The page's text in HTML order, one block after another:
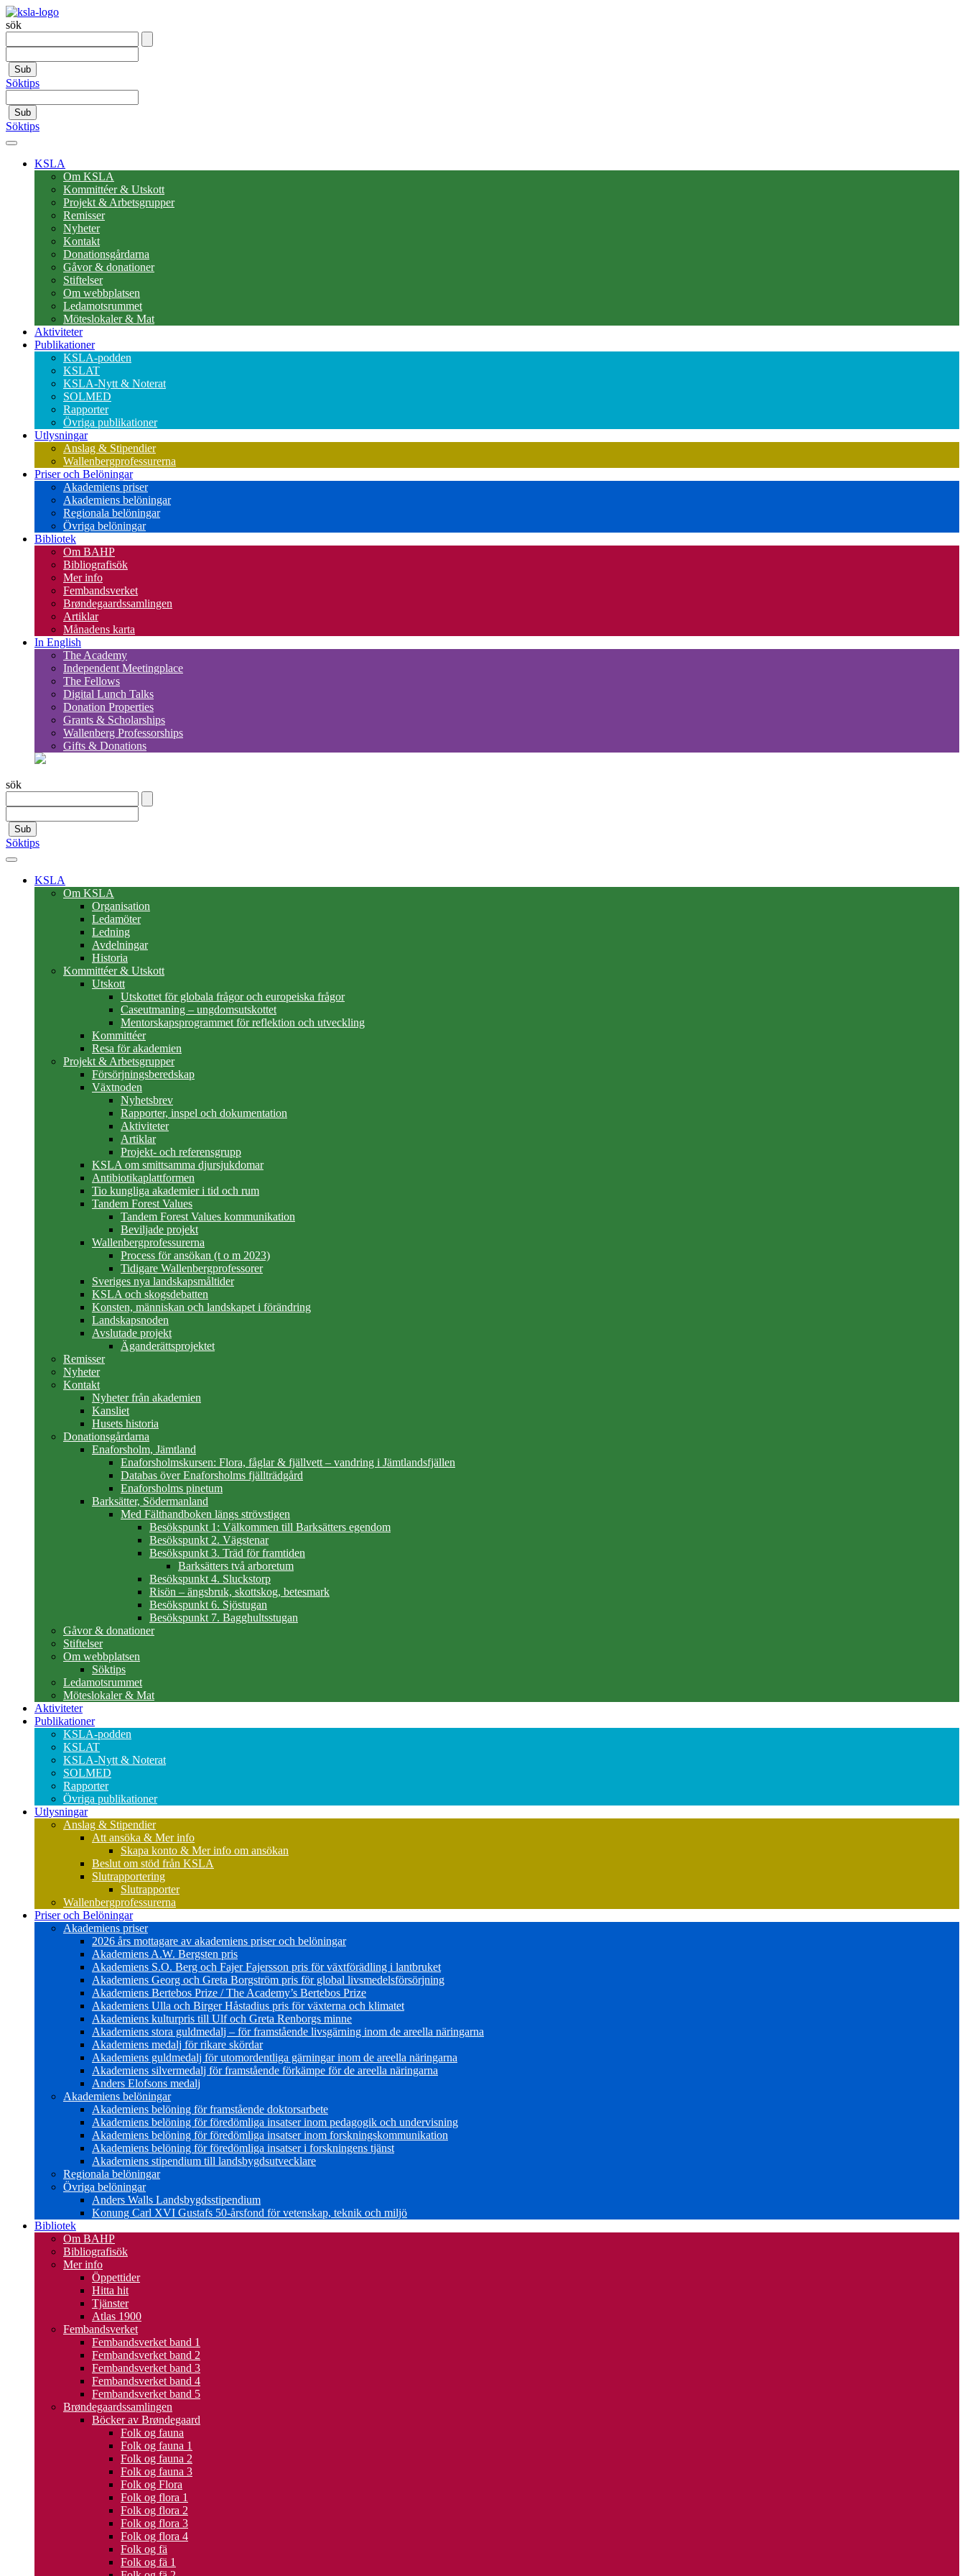
sök
Sub
Söktips
Sub
Söktips
KSLA
Om KSLA
Kommittéer & Utskott
Projekt & Arbetsgrupper
Remisser
Nyheter
Kontakt
Donationsgårdarna
Gåvor & donationer
Stiftelser
Om webbplatsen
Ledamotsrummet
Möteslokaler & Mat
Aktiviteter
Publikationer
KSLA-podden
KSLAT
KSLA-Nytt & Noterat
SOLMED
Rapporter
Övriga publikationer
Utlysningar
Anslag & Stipendier
Wallenbergprofessurerna
Priser och Belöningar
Akademiens priser
Akademiens belöningar
Regionala belöningar
Övriga belöningar
Bibliotek
Om BAHP
Bibliografisök
Mer info
Fembandsverket
Brøndegaardssamlingen
Artiklar
Månadens karta
In English
The Academy
Independent Meetingplace
The Fellows
Digital Lunch Talks
Donation Properties
Grants & Scholarships
Wallenberg Professorships
Gifts & Donations
sök
Sub
Söktips
KSLA
Om KSLA
Organisation
Ledamöter
Ledning
Avdelningar
Historia
Kommittéer & Utskott
Utskott
Utskottet för globala frågor och europeiska frågor
Caseutmaning – ungdomsutskottet
Mentorskapsprogrammet för reflektion och utveckling
Kommittéer
Resa för akademien
Projekt & Arbetsgrupper
Försörjningsberedskap
Växtnoden
Nyhetsbrev
Rapporter, inspel och dokumentation
Aktiviteter
Artiklar
Projekt- och referensgrupp
KSLA om smittsamma djursjukdomar
Antibiotikaplattformen
Tio kungliga akademier i tid och rum
Tandem Forest Values
Tandem Forest Values kommunikation
Beviljade projekt
Wallenbergprofessurerna
Process för ansökan (t o m 2023)
Tidigare Wallenbergprofessorer
Sveriges nya landskapsmåltider
KSLA och skogsdebatten
Konsten, människan och landskapet i förändring
Landskapsnoden
Avslutade projekt
Äganderättsprojektet
Remisser
Nyheter
Kontakt
Nyheter från akademien
Kansliet
Husets historia
Donationsgårdarna
Enaforsholm, Jämtland
Enaforsholmskursen: Flora, fåglar & fjällvett – vandring i Jämtlandsfjällen
Databas över Enaforsholms fjällträdgård
Enaforsholms pinetum
Barksätter, Södermanland
Med Fälthandboken längs strövstigen
Besökspunkt 1: Välkommen till Barksätters egendom
Besökspunkt 2. Vägstenar
Besökspunkt 3. Träd för framtiden
Barksätters två arboretum
Besökspunkt 4. Sluckstorp
Risön – ängsbruk, skottskog, betesmark
Besökspunkt 6. Sjöstugan
Besökspunkt 7. Bagghultsstugan
Gåvor & donationer
Stiftelser
Om webbplatsen
Söktips
Ledamotsrummet
Möteslokaler & Mat
Aktiviteter
Publikationer
KSLA-podden
KSLAT
KSLA-Nytt & Noterat
SOLMED
Rapporter
Övriga publikationer
Utlysningar
Anslag & Stipendier
Att ansöka & Mer info
Skapa konto & Mer info om ansökan
Beslut om stöd från KSLA
Slutrapportering
Slutrapporter
Wallenbergprofessurerna
Priser och Belöningar
Akademiens priser
2026 års mottagare av akademiens priser och belöningar
Akademiens A.W. Bergsten pris
Akademiens S.O. Berg och Fajer Fajersson pris för växtförädling i lantbruket
Akademiens Georg och Greta Borgström pris för global livsmedelsförsörjning
Akademiens Bertebos Prize / The Academy’s Bertebos Prize
Akademiens Ulla och Birger Håstadius pris för växterna och klimatet
Akademiens kulturpris till Ulf och Greta Renborgs minne
Akademiens stora guldmedalj – för framstående livsgärning inom de areella näringarna
Akademiens medalj för rikare skördar
Akademiens guldmedalj för utomordentliga gärningar inom de areella näringarna
Akademiens silvermedalj för framstående förkämpe för de areella näringarna
Anders Elofsons medalj
Akademiens belöningar
Akademiens belöning för framstående doktorsarbete
Akademiens belöning för föredömliga insatser inom pedagogik och undervisning
Akademiens belöning för föredömliga insatser inom forskningskommunikation
Akademiens belöning för föredömliga insatser i forskningens tjänst
Akademiens stipendium till landsbygdsutvecklare
Regionala belöningar
Övriga belöningar
Anders Walls Landsbygdsstipendium
Konung Carl XVI Gustafs 50-årsfond för vetenskap, teknik och miljö
Bibliotek
Om BAHP
Bibliografisök
Mer info
Öppettider
Hitta hit
Tjänster
Atlas 1900
Fembandsverket
Fembandsverket band 1
Fembandsverket band 2
Fembandsverket band 3
Fembandsverket band 4
Fembandsverket band 5
Brøndegaardssamlingen
Böcker av Brøndegaard
Folk og fauna
Folk og fauna 1
Folk og fauna 2
Folk og fauna 3
Folk og Flora
Folk og flora 1
Folk og flora 2
Folk og flora 3
Folk og flora 4
Folk og fä
Folk og fä 1